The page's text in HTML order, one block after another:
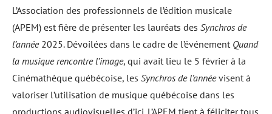
L’Association des professionnels de l’édition musicale
(APEM) est fière de présenter les lauréats des Synchros de
l’année 2025. Dévoilées dans le cadre de l’événement Quand
la musique rencontre l’image, qui avait lieu le 5 février à la
Cinémathèque québécoise, les Synchros de l’annéevisent à
valoriser l’utilisation de musique québécoise dans les